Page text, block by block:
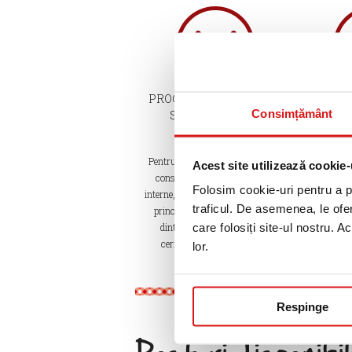
Consimțământ
Acest site utilizează
Folosim cookie-uri pentru a
traficul. De asemenea, le
care folosiți site-ul nostru.
lor.
Respinge
PROCES TRANSPARENT
SI ECHITABIL DE
RECRUTARE
Pentru posturile vacante luam in
considerare atat candidaturile
interne, cat si cele externe, criteriul
principal fiind compatibilitatea
dintre persoana selectata si
cerintele specifice postului.
corect si
companie